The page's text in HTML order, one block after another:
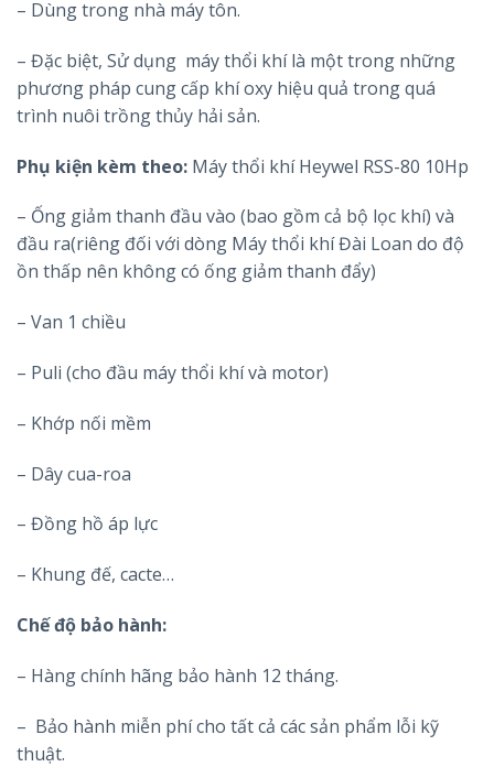
– Dùng trong nhà máy tôn.
– Đặc biệt, Sử dụng máy thổi khí là một trong những
phương pháp cung cấp khí oxy hiệu quả trong quá
trình nuôi trồng thủy hải sản.
Phụ kiện kèm theo: Máy thổi khí Heywel RSS-80 10Hp
– Ống giảm thanh đầu vào (bao gồm cả bộ lọc khí) và
đầu ra(riêng đối với dòng Máy thổi khí Đài Loan do độ
ồn thấp nên không có ống giảm thanh đẩy)
– Van 1 chiều
– Puli (cho đầu máy thổi khí và motor)
– Khớp nối mềm
– Dây cua-roa
– Đồng hồ áp lực
– Khung đế, cacte…
Chế độ bảo hành:
– Hàng chính hãng bảo hành 12 tháng.
– Bảo hành miễn phí cho tất cả các sản phẩm lỗi kỹ
thuật.